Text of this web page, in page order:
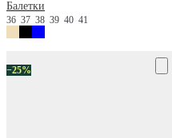
Балетки
36 37 38 39 40 41
−25%